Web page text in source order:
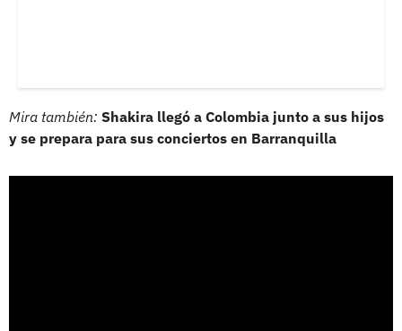
Mira también: Shakira llegó a Colombia junto a sus hijos
y se prepara para sus conciertos en Barranquilla